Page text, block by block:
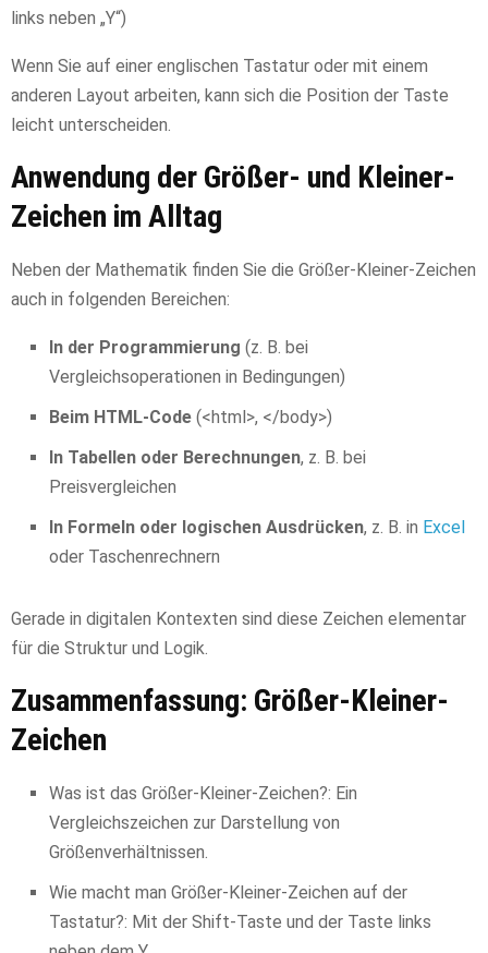
links neben „Y“)
Wenn Sie auf einer englischen Tastatur oder mit einem
anderen Layout arbeiten, kann sich die Position der Taste
leicht unterscheiden.
Anwendung der Größer- und Kleiner-
Zeichen im Alltag
Neben der Mathematik finden Sie die Größer-Kleiner-Zeichen
auch in folgenden Bereichen:
In der Programmierung (z. B. bei
Vergleichsoperationen in Bedingungen)
Beim HTML-Code (<html>, </body>)
In Tabellen oder Berechnungen, z. B. bei
Preisvergleichen
In Formeln oder logischen Ausdrücken, z. B. in Excel
oder Taschenrechnern
Gerade in digitalen Kontexten sind diese Zeichen elementar
für die Struktur und Logik.
Zusammenfassung: Größer-Kleiner-
Zeichen
Was ist das Größer-Kleiner-Zeichen?: Ein
Vergleichszeichen zur Darstellung von
Größenverhältnissen.
Wie macht man Größer-Kleiner-Zeichen auf der
Tastatur?: Mit der Shift-Taste und der Taste links